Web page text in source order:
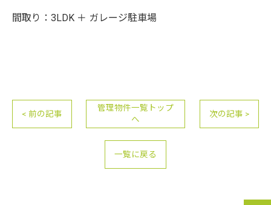
間取り：3LDK ＋ ガレージ駐車場
< 前の記事
管理物件一覧トップ
へ
次の記事 >
一覧に戻る